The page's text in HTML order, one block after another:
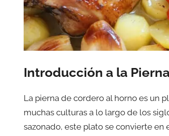
Introducción a la
La pierna de cordero al horno es un
muchas culturas a lo largo de los
sazonado, este plato se convierte en